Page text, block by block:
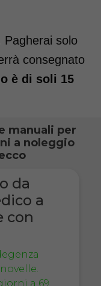
Pagherai solo
consegnato
è di soli 15
manuali per
a noleggio
da
a
con